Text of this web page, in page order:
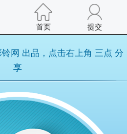
首页 提交
享